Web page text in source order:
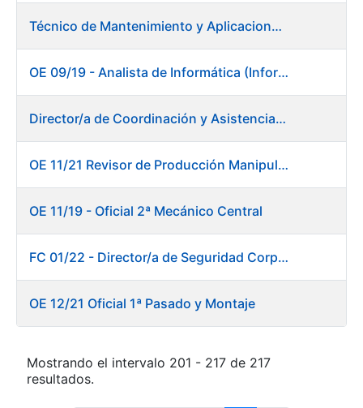
Técnico de Mantenimiento y Aplicaciones Industriales - Centro de trabajo de Burgos
OE 09/19 - Analista de Informática (Informática)
Director/a de Coordinación y Asistencia Técnica a la Presidencia -Dirección General
OE 11/21 Revisor de Producción Manipulado Timbre
OE 11/19 - Oficial 2ª Mecánico Central
FC 01/22 - Director/a de Seguridad Corporativa
OE 12/21 Oficial 1ª Pasado y Montaje
Mostrando el intervalo 201 - 217 de 217
resultados.